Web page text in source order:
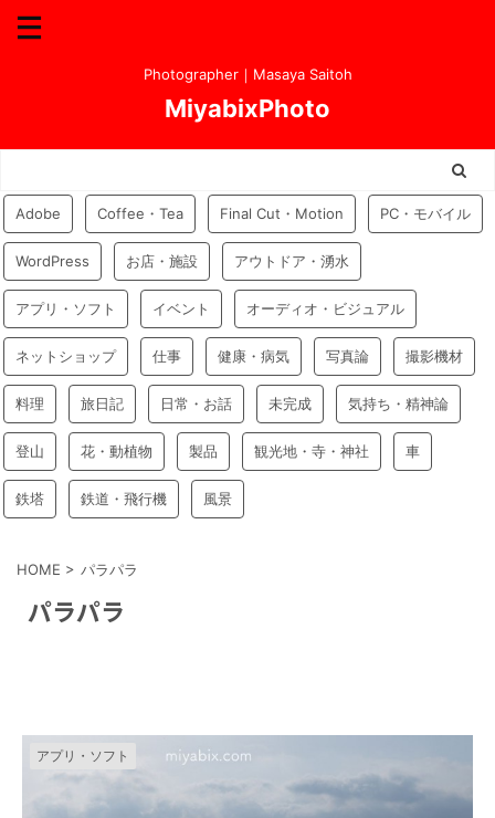
Photographer｜Masaya Saitoh
MiyabixPhoto
Adobe Coffee・Tea Final Cut・Motion PC・モバイル
WordPress お店・施設 アウトドア・湧水
アプリ・ソフト イベント オーディオ・ビジュアル
ネットショップ 仕事 健康・病気 写真論 撮影機材
料理 旅日記 日常・お話 未完成 気持ち・精神論
登山 花・動植物 製品 観光地・寺・神社 車
鉄塔 鉄道・飛行機 風景
HOME > パラパラ
パラパラ
アプリ・ソフト